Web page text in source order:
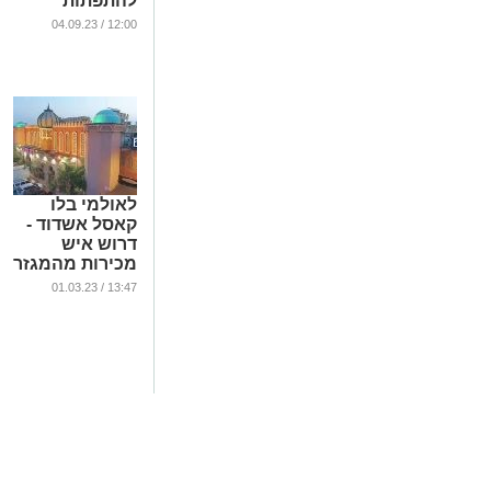
למבצעים
12:00 / 04.09.23
לאולמי בלו
קאסל אשדוד -
דרוש איש
מכירות מהמגזר
החרדי
13:47 / 01.03.23